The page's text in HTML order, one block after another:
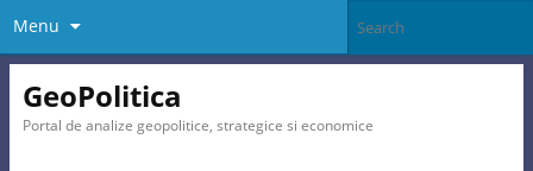
Menu
GeoPolitica
Portal de analize geopolitice, strategice si economice